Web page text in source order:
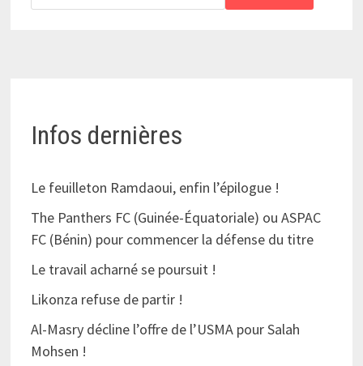
Infos dernières
Le feuilleton Ramdaoui, enfin l’épilogue !
The Panthers FC (Guinée-Équatoriale) ou ASPAC
FC (Bénin) pour commencer la défense du titre
Le travail acharné se poursuit !
Likonza refuse de partir !
Al-Masry décline l’offre de l’USMA pour Salah
Mohsen !